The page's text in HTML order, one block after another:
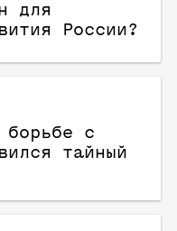
для
России?
борьбе с
тайный